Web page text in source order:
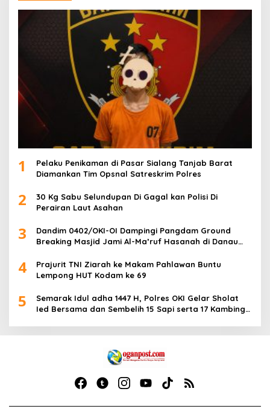
1
Pelaku Penikaman di Pasar Sialang Tanjab Barat
Diamankan Tim Opsnal Satreskrim Polres
2
30 Kg Sabu Selundupan Di Gagal kan Polisi Di
Perairan Laut Asahan
3
Dandim 0402/OKI-OI Dampingi Pangdam Ground
Breaking Masjid Jami Al-Ma’ruf Hasanah di Danau
4
Prajurit TNI Ziarah ke Makam Pahlawan Buntu
Lempong HUT Kodam ke 69
5
Semarak Idul adha 1447 H, Polres OKI Gelar Sholat
Ied Bersama dan Sembelih 15 Sapi serta 17 Kambing